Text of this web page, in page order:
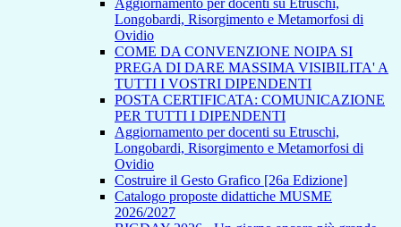
Aggiornamento per docenti su Etruschi,
Longobardi, Risorgimento e Metamorfosi di
Ovidio
COME DA CONVENZIONE NOIPA SI
PREGA DI DARE MASSIMA VISIBILITA' A
TUTTI I VOSTRI DIPENDENTI
POSTA CERTIFICATA: COMUNICAZIONE
PER TUTTI I DIPENDENTI
Aggiornamento per docenti su Etruschi,
Longobardi, Risorgimento e Metamorfosi di
Ovidio
Costruire il Gesto Grafico [26a Edizione]
Catalogo proposte didattiche MUSME
2026/2027